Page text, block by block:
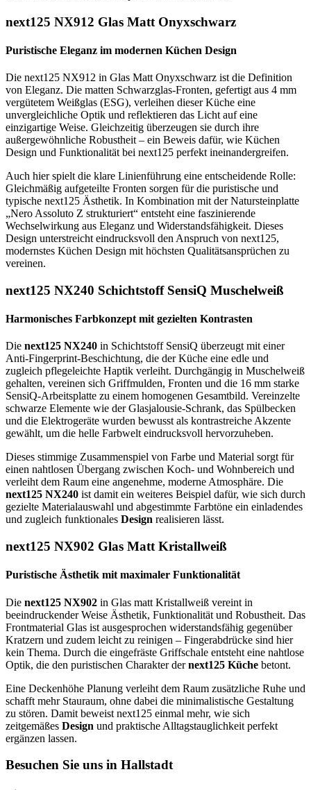
next125 NX912 Glas Matt Onyxschwarz
Puristische Eleganz im modernen Küchen Design
Die next125 NX912 in Glas Matt Onyxschwarz ist die Definition
von Eleganz. Die matten Schwarzglas-Fronten, gefertigt aus 4 mm
vergütetem Weißglas (ESG), verleihen dieser Küche eine
unvergleichliche Optik und reflektieren das Licht auf eine
einzigartige Weise. Gleichzeitig überzeugen sie durch ihre
außergewöhnliche Robustheit – ein Beweis dafür, wie Küchen
Design und Funktionalität bei next125 perfekt ineinandergreifen.
Auch hier spielt die klare Linienführung eine entscheidende Rolle:
Gleichmäßig aufgeteilte Fronten sorgen für die puristische und
typische next125 Ästhetik. In Kombination mit der Natursteinplatte
„Nero Assoluto Z strukturiert“ entsteht eine faszinierende
Wechselwirkung aus Eleganz und Widerstandsfähigkeit. Dieses
Design unterstreicht eindrucksvoll den Anspruch von next125,
modernstes Küchen Design mit höchsten Qualitätsansprüchen zu
vereinen.
next125 NX240 Schichtstoff SensiQ Muschelweiß
Harmonisches Farbkonzept mit gezielten Kontrasten
Die next125 NX240 in Schichtstoff SensiQ überzeugt mit einer
Anti-Fingerprint-Beschichtung, die der Küche eine edle und
zugleich pflegeleichte Haptik verleiht. Durchgängig in Muschelweiß
gehalten, vereinen sich Griffmulden, Fronten und die 16 mm starke
SensiQ-Arbeitsplatte zu einem homogenen Gesamtbild. Vereinzelte
schwarze Elemente wie der Glasjalousie-Schrank, das Spülbecken
und die Elektrogeräte wurden bewusst als kontrastreiche Akzente
gewählt, um die helle Farbwelt eindrucksvoll hervorzuheben.
Dieses stimmige Zusammenspiel von Farbe und Material sorgt für
einen nahtlosen Übergang zwischen Koch- und Wohnbereich und
verleiht dem Raum eine angenehme, moderne Atmosphäre. Die
next125 NX240 ist damit ein weiteres Beispiel dafür, wie sich durch
gezielte Materialauswahl und abgestimmte Farbtöne ein einladendes
und zugleich funktionales Design realisieren lässt.
next125 NX902 Glas Matt Kristallweiß
Puristische Ästhetik mit maximaler Funktionalität
Die next125 NX902 in Glas matt Kristallweiß vereint in
beeindruckender Weise Ästhetik, Funktionalität und Robustheit. Das
Frontmaterial Glas ist ausgesprochen widerstandsfähig gegenüber
Kratzern und zudem leicht zu reinigen – Fingerabdrücke sind hier
kein Thema. Durch die eingefräste Griffschale entsteht eine nahtlose
Optik, die den puristischen Charakter dernext125 Küche betont.
Eine Deckenhöhe Planung verleiht dem Raum zusätzliche Ruhe und
schafft mehr Stauraum, ohne dabei die minimalistische Gestaltung
zu stören. Damit beweist next125 einmal mehr, wie sich
zeitgemäßes Design und praktische Alltagstauglichkeit perfekt
ergänzen lassen.
Besuchen Sie uns in Hallstadt